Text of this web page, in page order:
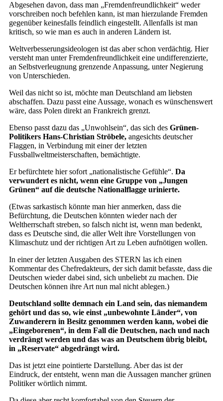
Abgesehen davon, dass man „Fremdenfreundlichkeit“ weder
vorschreiben noch befehlen kann, ist man hierzulande Fremden
gegenüber keinesfalls feindlich eingestellt. Allenfalls ist man
kritisch, so wie man es auch in anderen Ländern ist.
Weltverbesserungsideologen ist das aber schon verdächtig. Hier
versteht man unter Fremdenfreundlichkeit eine undifferenzierte,
an Selbstverleugnung grenzende Anpassung, unter Negierung
von Unterschieden.
Weil das nicht so ist, möchte man Deutschland am liebsten
abschaffen. Dazu passt eine Aussage, wonach es wünschenswert
wäre, dass Polen direkt an Frankreich grenzt.
Ebenso passt dazu das „Unwohlsein“, das sich des Grünen-
Politikers Hans-Christian Ströbele, angesichts deutscher
Flaggen, in Verbindung mit einer der letzten
Fussballweltmeisterschaften, bemächtigte.
Er befürchtete hier sofort „nationalistische Gefühle“. Da
verwundert es nicht, wenn eine Gruppe von „Jungen
Grünen“ auf die deutsche Nationalflagge urinierte.
(Etwas sarkastisch könnte man hier anmerken, dass die
Befürchtung, die Deutschen könnten wieder nach der
Weltherrschaft streben, so falsch nicht ist, wenn man bedenkt,
dass es Deutsche sind, die aller Welt ihre Vorstellungen von
Klimaschutz und der richtigen Art zu Leben aufnötigen wollen.
In einer der letzten Ausgaben des STERN las ich einen
Kommentar des Chefredakteurs, der sich damit befasste, dass die
Deutschen wieder dabei sind, sich unbeliebt zu machen. Die
Deutschen können ihre Art nun mal nicht ablegen.)
Deutschland sollte demnach ein Land sein, das niemandem
gehört und das so, wie einst „unbewohnte Länder“, von
Zuwanderern in Besitz genommen werden kann, wobei die
„Eingeborenen“, in dem Fall die Deutschen, nach und nach
verdrängt werden und das was an Deutschem übrig bleibt,
in „Reservate“ abgedrängt wird.
Das ist jetzt eine pointierte Darstellung. Aber das ist der
Eindruck, der entsteht, wenn man die Aussagen mancher grünen
Politiker wörtlich nimmt.